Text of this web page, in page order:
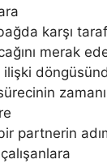
karşı
merak
ilişki
partnerin